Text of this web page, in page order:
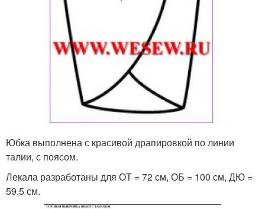
Юбка выполнена с красивой драпировкой по линии
талии, с поясом.
Лекала разработаны для ОТ = 72 см, ОБ = 100 см, ДЮ =
59,5 см.